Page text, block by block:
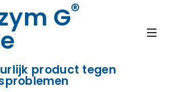
G®
product tegen